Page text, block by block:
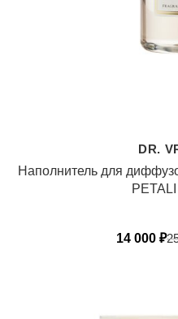
DR.
Наполнитель для
14 000 ₽